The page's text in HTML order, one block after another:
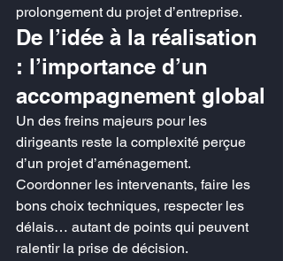
prolongement du projet d’entreprise.
De l’idée à la réalisation
: l’importance d’un
accompagnement global
Un des freins majeurs pour les
dirigeants reste la complexité perçue
d’un projet d’aménagement.
Coordonner les intervenants, faire les
bons choix techniques, respecter les
délais… autant de points qui peuvent
ralentir la prise de décision.